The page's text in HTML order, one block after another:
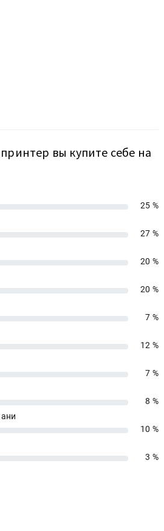
вы купите себе на
25 %
27 %
20 %
20 %
7 %
12 %
7 %
8 %
10 %
3 %